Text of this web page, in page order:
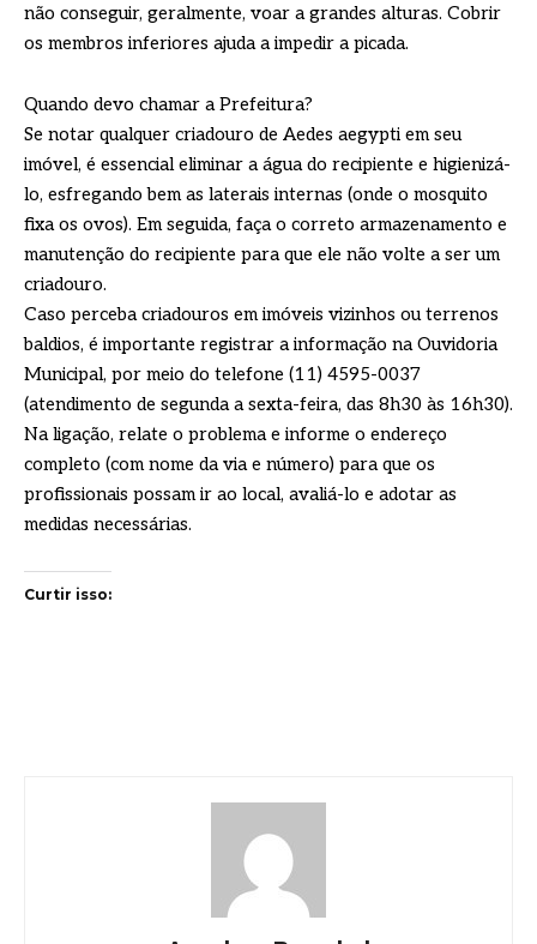
não conseguir, geralmente, voar a grandes alturas. Cobrir
os membros inferiores ajuda a impedir a picada.
Quando devo chamar a Prefeitura?
Se notar qualquer criadouro de Aedes aegypti em seu
imóvel, é essencial eliminar a água do recipiente e higienizá-
lo, esfregando bem as laterais internas (onde o mosquito
fixa os ovos). Em seguida, faça o correto armazenamento e
manutenção do recipiente para que ele não volte a ser um
criadouro.
Caso perceba criadouros em imóveis vizinhos ou terrenos
baldios, é importante registrar a informação na Ouvidoria
Municipal, por meio do telefone (11) 4595-0037
(atendimento de segunda a sexta-feira, das 8h30 às 16h30).
Na ligação, relate o problema e informe o endereço
completo (com nome da via e número) para que os
profissionais possam ir ao local, avaliá-lo e adotar as
medidas necessárias.
Curtir isso: